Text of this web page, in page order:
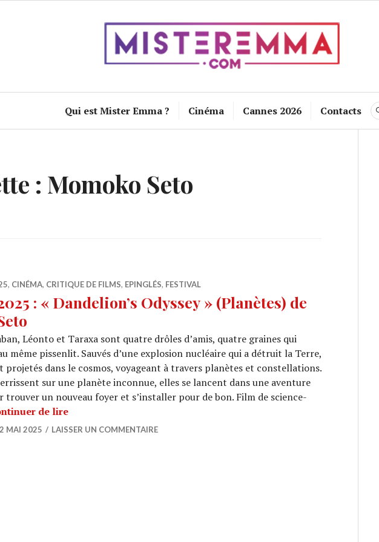
Qui est Mister Emma ? Cinéma Cannes 2026 Contacts
: Momoko Seto
, CINÉMA, CRITIQUE DE FILMS, EPINGLÉS, FESTIVAL
: « Dandelion’s Odyssey » (Planètes) de
Léonto et Taraxa sont quatre drôles d’amis, quatre graines qui
même pissenlit. Sauvés d’une explosion nucléaire qui a détruit la Terre,
projetés dans le cosmos, voyageant à travers planètes et constellations.
sur une planète inconnue, elles se lancent dans une aventure
trouver un nouveau foyer et s’installer pour de bon. Film de science-
de lireCANNES 2025 : « Dandelion’s Odyssey » (Planètes) de Momoko Seto
MAI 2025 LAISSER UN COMMENTAIRE